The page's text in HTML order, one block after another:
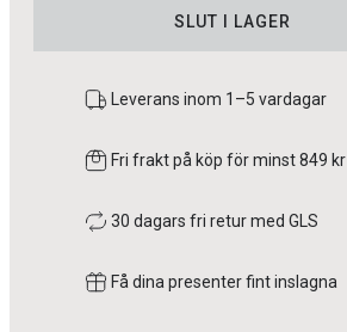
SLUT I LAGER
Leverans inom 1–5 vardagar
Fri frakt på köp för minst 849 kr
30 dagars fri retur med GLS
Få dina presenter fint inslagna